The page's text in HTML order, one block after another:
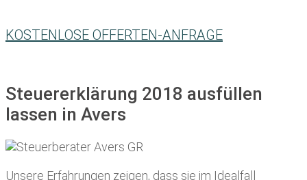
KOSTENLOSE OFFERTEN-ANFRAGE
Steuererklärung 2018 ausfüllen
lassen in Avers
Unsere Erfahrungen zeigen, dass sie im Idealfall